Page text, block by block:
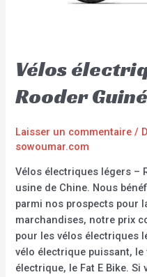
Vélos
Rooder
Laisser un commentaire /
sowoumar.com
Vélos électriques légers –
usine de Chine. Nous
parmi nos prospects pour
marchandises, notre prix
pour les vélos électriques
vélo électrique puissant,
électrique, le Fat E Bike. Si